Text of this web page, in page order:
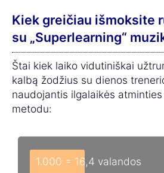
Kiek greičiau išmoksite
su „Superlearning“
Štai kiek laiko vidutiniškai
kalbą žodžius su dienos
naudojantis ilgalaikės
metodu:
1.000 = 16,4 valandos